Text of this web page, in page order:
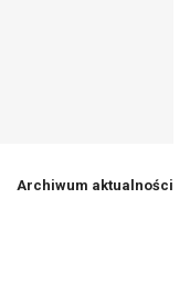
Archiwum aktualności